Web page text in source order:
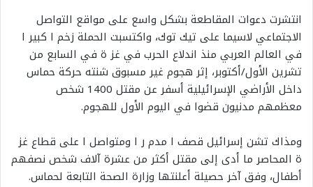
انتشرت دعوات المقاطعة بشكل واسع على مواقع التواصل
الاجتماعي لاسيما على تيك توك، واكتسبت الحملة زخم ا كبير ا
في العالم العربي منذ اندلاع الحرب في غز ة في السابع من
تشرين الأول/أكتوبر، إثر هجوم غير مسبوق شنته حركة حماس
داخل الأراضي الإسرائيلية أسفر عن مقتل 1400 شخص
معظمهم مدنيون قضوا في اليوم الأول للهجوم.
ومذاك تشن إسرائيل قصف ا مدم ر ا ومتواصل ا على قطاع غز
ة المحاصر ما أدى إلى مقتل أكثر من عشرة آلاف شخص نصفهم
أطفال، وفق آخر حصيلة أعلنتها وزارة الصحة التابعة لحماس.